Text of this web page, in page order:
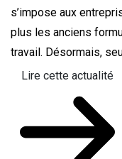
s’impose aux
plus les anciens
travail. Désormais,
Lire cette actualité